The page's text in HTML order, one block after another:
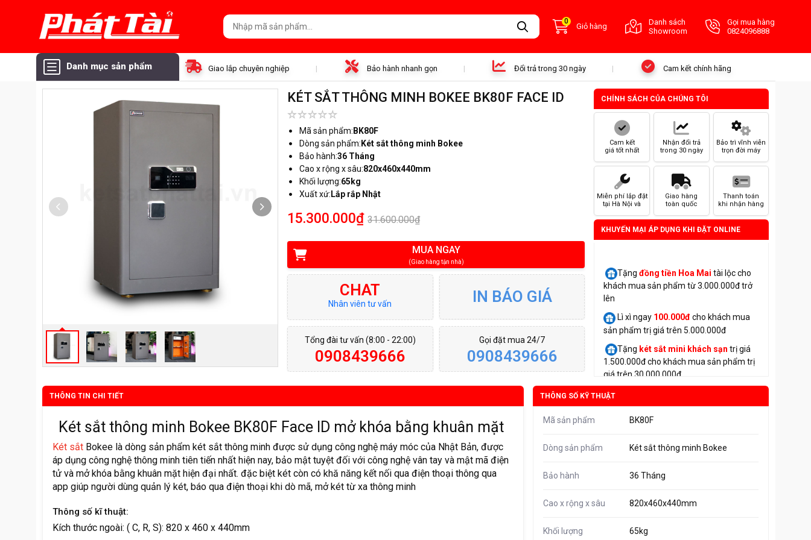
0
Giỏ hàng
Danh sách
Showroom
Gọi mua hàng
0824096888
Danh mục sản phẩm Giao lắp chuyên nghiệp Bảo hành nhanh gọn Đổi trả trong 30 ngày Cam kết chính hãng
KÉT SẮT THÔNG MINH BOKEE BK80F FACE ID
Mã sản phẩm: BK80F
Dòng sản phẩm: Két sắt thông minh Bokee
Bảo hành:36 Tháng
Cao x rộng x sâu:820x460x440mm
Khối lượng:65kg
Xuất xứ: Lắp rắp Nhật
15.300.000₫ 31.600.000₫
MUA NGAY
(Giao hàng tận nhà)
CHAT
Nhân viên tư vấn IN BÁO GIÁ
Tổng đài tư vấn (8:00 - 22:00)
0908439666
Gọi đặt mua 24/7
0908439666
CHÍNH SÁCH CỦA CHÚNG TÔI
Cam kết
giá tốt nhất
Nhận đổi trả
trong 30 ngày
Bảo trì vĩnh viễn
trọn đời máy
Miễn phí lắp đặt
tại Hà Nội và
Giao hàng
toàn quốc
Thanh toán
khi nhận hàng
KHUYẾN MẠI ÁP DỤNG KHI ĐẶT ONLINE
Tặngđồng tiền Hoa Mai tài lộc cho
khách mua sản phẩm từ 3.000.000đ trở
lên
Lì xì ngay 100.000đcho khách mua
sản phẩm trị giá trên 5.000.000đ
Tặng két sắt mini khách sạn trị giá
1.500.000đ cho khách mua sản phẩm trị
giá trên 30.000.000đ
THÔNG TIN CHI TIẾT
Két sắt thông minh Bokee BK80F Face ID mở khóa bằng khuân mặt
Két sắtBokee là dòng sản phẩm két sắt thông minh được sử dụng công nghệ máy móc của Nhật Bản, được
áp dụng công nghệ thông minh tiên tiến nhất hiện nay, bảo mật tuyệt đối với công nghệ vân tay và mật mã điện
tử và mở khóa bằng khuân mặt hiện đại nhất. đặc biệt két còn có khă năng kết nối qua điện thoại thông qua
app giúp người dùng quản lý két, báo qua điện thoại khi dò mã, mở két từ xa thông minh
Thông số kĩ thuật:
Kích thước ngoài: ( C, R, S): 820 x 460 x 440mm
THÔNG SỐ KỸ THUẬT
Mã sản phẩm BK80F
Dòng sản phẩm Két sắt thông minh Bokee
Bảo hành 36 Tháng
Cao x rộng x sâu 820x460x440mm
Khối lượng 65kg